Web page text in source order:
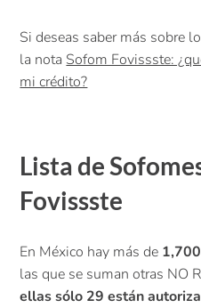
Si deseas saber más sobre
la nota Sofom Fovissste:
mi crédito?
Lista de
Fovissste
En México hay más de
las que se suman otras NO
ellas sólo 29 están